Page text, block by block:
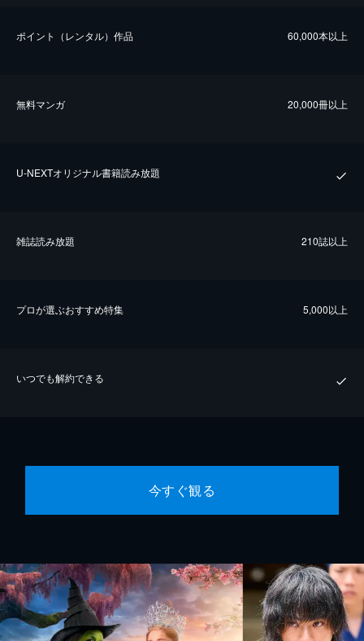
ポイント（レンタル）作品 60,000本以上
無料マンガ 20,000冊以上
U-NEXTオリジナル書籍読み放題
雑誌読み放題 210誌以上
プロが選ぶおすすめ特集 5,000以上
いつでも解約できる
今すぐ観る